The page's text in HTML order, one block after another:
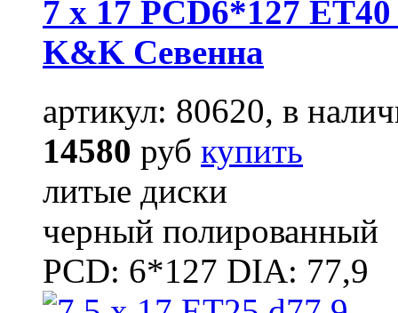
7 x 17 PCD6*127
K&K Севенна
артикул: 80620, в
14580 руб купить
литые диски
черный полированный
PCD: 6*127 DIA: 77,9